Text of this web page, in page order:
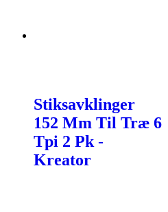
Stiksavklinger
152 Mm Til Træ 6
Tpi 2 Pk -
Kreator